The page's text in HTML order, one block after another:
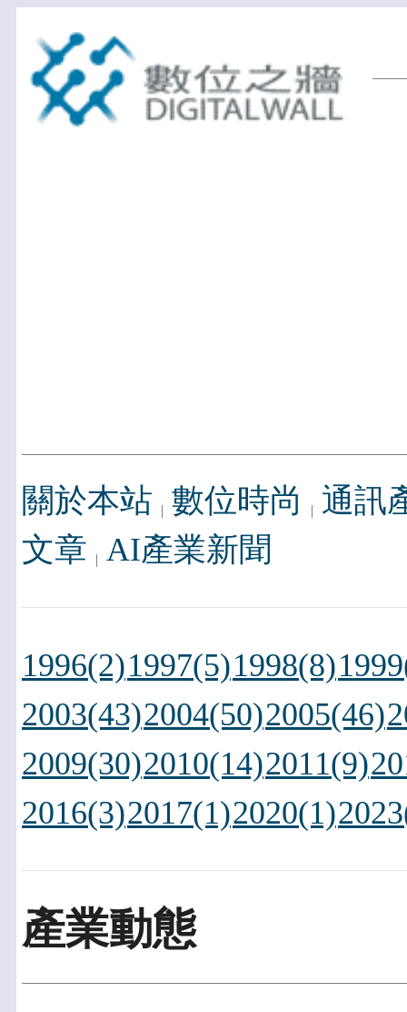
關於本站 數位時尚
通訊
文章 AI產業新聞
1996(2)1997(5)1998(8)
2003(43)2004(50)2005(46)
2009(30)2010(14)2011(9)
2016(3)2017(1)2020(1)
產業動態